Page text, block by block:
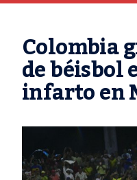
Colombia
de béisbol
infarto en